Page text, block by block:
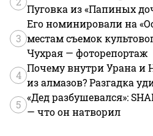
Пуговка из «Папиных
3
Его номинировали на
местам съемок
Чухрая — фоторепортаж
4
Почему внутри Урана и
из алмазов? Разгадка
5
«Дед разбушевался»:
— что он натворил